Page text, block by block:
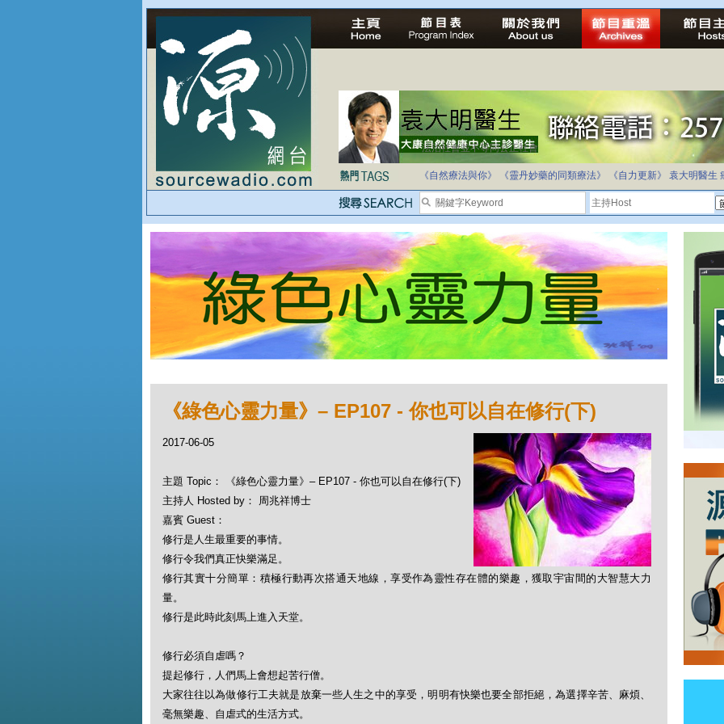
法治社會並不等同公正社會
自家教育合法化-推動多元化教育，全民學卷制
《自然療法與你》 《靈丹妙藥的同類療法》 《自力更新》 袁大明醫生
《綠色心靈力量》– EP107 - 你也可以自在修行(下)
2017-06-05
主題 Topic： 《綠色心靈力量》– EP107 - 你也可以自在修行(下)
主持人 Hosted by： 周兆祥博士
嘉賓 Guest：
修行是人生最重要的事情。
修行令我們真正快樂滿足。
修行其實十分簡單：積極行動再次搭通天地線，享受作為靈性存在體的樂趣，獲取宇宙間的大智慧大力
量。
修行是此時此刻馬上進入天堂。
修行必須自虐嗎？
提起修行，人們馬上會想起苦行僧。
大家往往以為做修行工夫就是放棄一些人生之中的享受，明明有快樂也要全部拒絕，為選擇辛苦、麻煩、
毫無樂趣、自虐式的生活方式。